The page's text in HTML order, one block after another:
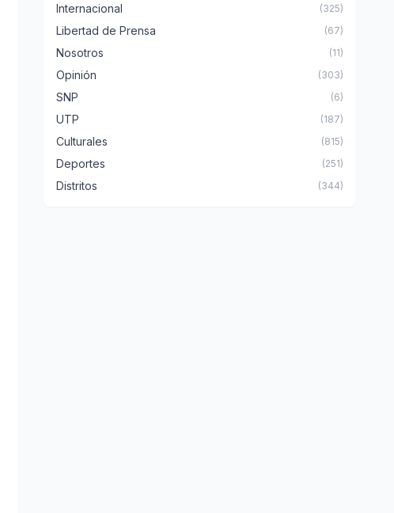
Internacional (325)
Libertad de Prensa (67)
Nosotros (11)
Opinión (303)
SNP (6)
UTP (187)
Culturales (815)
Deportes (251)
Distritos (344)